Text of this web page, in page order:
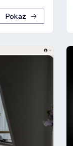
Pokaż